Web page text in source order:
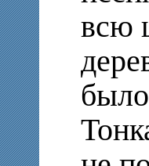
всю